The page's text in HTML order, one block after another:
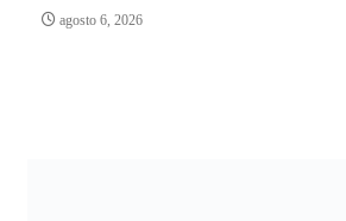
agosto 6, 2026